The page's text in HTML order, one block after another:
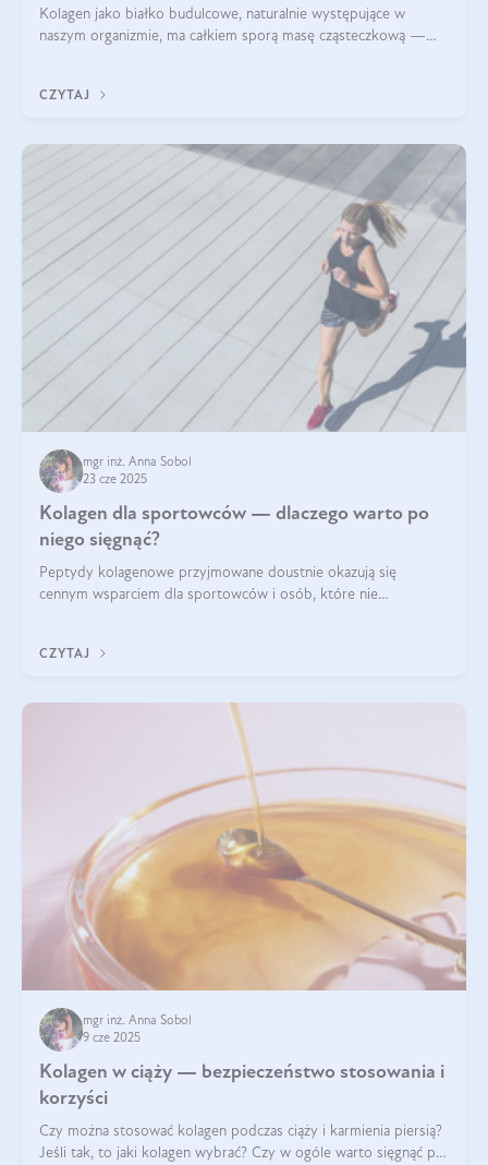
Kolagen jako białko budulcowe, naturalnie występujące w
naszym organizmie, ma całkiem sporą masę cząsteczkową —
bardziej biodostępny
CZYTAJ
mgr inż. Anna Sobol
23 cze 2025
Kolagen dla sportowców — dlaczego warto po
niego sięgnąć?
Peptydy kolagenowe przyjmowane doustnie okazują się
cennym wsparciem dla sportowców i osób, które nie
CZYTAJ
mgr inż. Anna Sobol
9 cze 2025
Kolagen w ciąży — bezpieczeństwo stosowania i
korzyści
Czy można stosować kolagen podczas ciąży i karmienia piersią?
Jeśli tak, to jaki kolagen wybrać? Czy w ogóle warto sięgnąć po